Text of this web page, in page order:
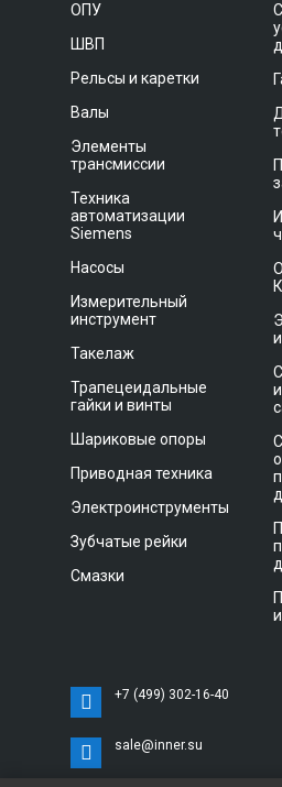
ОПУ
ШВП
Рельсы и каретки
Валы
Элементы
трансмиссии
Техника
автоматизации
Siemens
Насосы
Измерительный
инструмент
Такелаж
Трапецеидальные
гайки и винты
Шариковые опоры
Приводная техника
Электроинструменты
Зубчатые рейки
Смазки
+7 (499) 302-16-40
sale@inner.su